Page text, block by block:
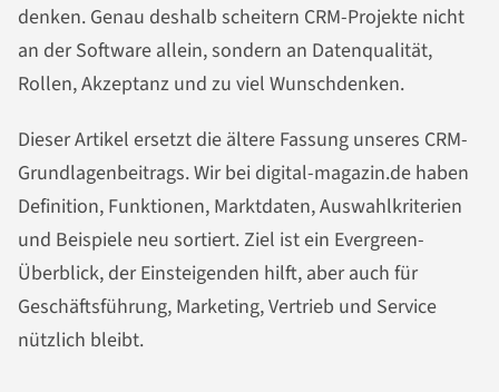
denken. Genau deshalb scheitern CRM-Projekte nicht
an der Software allein, sondern an Datenqualität,
Rollen, Akzeptanz und zu viel Wunschdenken.
Dieser Artikel ersetzt die ältere Fassung unseres CRM-
Grundlagenbeitrags. Wir bei digital-magazin.de haben
Definition, Funktionen, Marktdaten, Auswahlkriterien
und Beispiele neu sortiert. Ziel ist ein Evergreen-
Überblick, der Einsteigenden hilft, aber auch für
Geschäftsführung, Marketing, Vertrieb und Service
nützlich bleibt.